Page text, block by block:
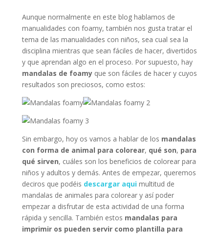
Aunque normalmente en este blog hablamos de
manualidades con foamy, también nos gusta tratar el
tema de las manualidades con niños, sea cual sea la
disciplina mientras que sean fáciles de hacer, divertidos
y que aprendan algo en el proceso. Por supuesto, hay
mandalas de foamyque son fáciles de hacer y cuyos
resultados son preciosos, como estos:
Sin embargo, hoy os vamos a hablar de los mandalas
con forma de animal para colorear, qué son, para
qué sirven, cuáles son los beneficios de colorear para
niños y adultos y demás. Antes de empezar, queremos
deciros que podéis descargar aquimultitud de
mandalas de animales para colorear y así poder
empezar a disfrutar de esta actividad de una forma
rápida y sencilla. También estos mandalas para
imprimir os pueden servir como plantilla para